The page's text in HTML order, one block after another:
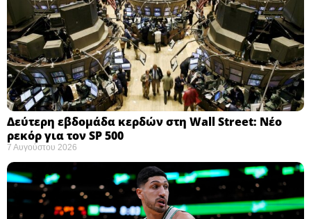
Δεύτερη εβδομάδα κερδών στη Wall Street: Νέο
ρεκόρ για τον SP 500
7 Αυγούστου 2026